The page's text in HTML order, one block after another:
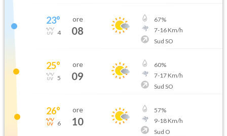
23°
4
ore
08
67%
7-16Km/h
Sud SO
25°
5
ore
09
60%
7-17Km/h
Sud SO
26°
6
ore
10
57%
9-18Km/h
Sud O